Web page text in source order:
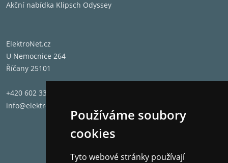
Používáme soubory
cookies
Tyto webové stránky používají
Akční nabídka Klipsch Odyssey
ElektroNet.cz
U Nemocnice 264
Říčany 25101
+420 602 331 662
info@elektronet.cz